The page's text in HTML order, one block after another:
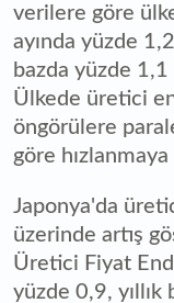
verilere göre
ayında yüzde
bazda yüzde
Ülkede üretici
öngörülere
göre
Japonya'da
üzerinde artış
Üretici Fiyat
yüzde 0,9, yıllık